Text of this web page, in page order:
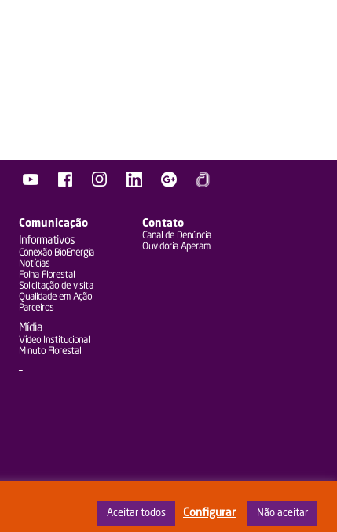
Comunicação
Informativos
Conexão BioEnergia
Notícias
Folha Florestal
Solicitação de visita
Qualidade em Ação
Parceiros
Mídia
Vídeo Institucional
Minuto Florestal
–
Contato
Canal de Denúncia
Ouvidoria Aperam
Aceitar todos Configurar Não aceitar